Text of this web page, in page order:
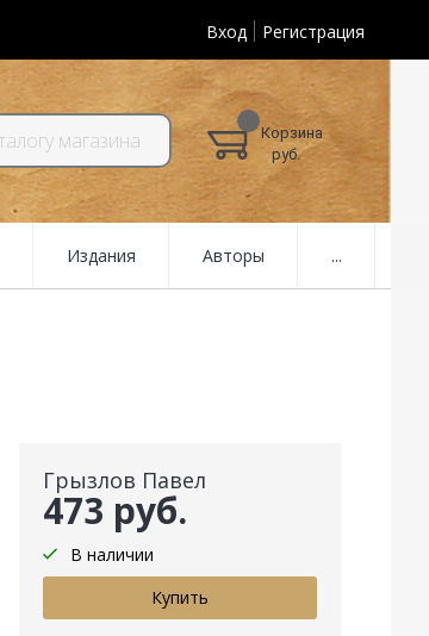
Вход Регистрация
Корзина
руб.
Издания Авторы ...
Грызлов Павел
473 руб.
В наличии